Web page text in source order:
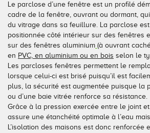
Le parclose d’une fenêtre est un profilé
cadre de la fenêtre, ouvrant ou dormant,
du vitrage dans sa feuillure. La parclose
positionnée côté intérieur sur des fenêtres
sur des fenêtres aluminium (à ouvrant
en PVC, en aluminium ou en bois selon le
Les parcloses fenêtres permettent le
lorsque celui-ci est brisé puisqu’il est
plus, la sécurité est augmentée puisque la
ou d’une baie vitrée renforce sa résistance.
Grâce à la pression exercée entre le joint
assure une étanchéité optimale à l’eau
L’isolation des maisons est donc renforcée
Bois
Nos portes-fenêtres
Toutes nos fenêtres
Conseils pour choisir
Demander un devis
Tous nos volets
Conseils pour choisir
Demander un devis
Tous nos accessoires volets
Tous nos accessoires volets
PVC
Toutes nos portes d'entrée
Contemporaine
Classique
Accessoires
L'efficience industrielle
Le respect de l'environnement